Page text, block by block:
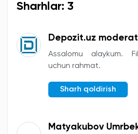
Sharhlar: 3
Depozit.uz
Assalomu alaykum.
uchun rahmat.
Sharh qoldirish
Matyakubov